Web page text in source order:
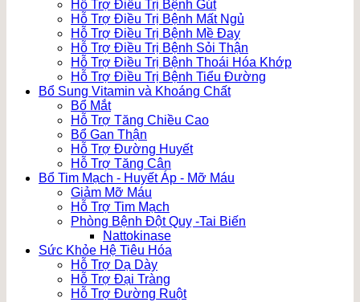
Hỗ Trợ Điều Trị Bệnh Gút
Hỗ Trợ Điều Trị Bệnh Mất Ngủ
Hỗ Trợ Điều Trị Bệnh Mề Đay
Hỗ Trợ Điều Trị Bệnh Sỏi Thận
Hỗ Trợ Điều Trị Bệnh Thoái Hóa Khớp
Hỗ Trợ Điều Trị Bệnh Tiểu Đường
Bổ Sung Vitamin và Khoáng Chất
Bổ Mắt
Hỗ Trợ Tăng Chiều Cao
Bổ Gan Thận
Hỗ Trợ Đường Huyết
Hỗ Trợ Tăng Cân
Bổ Tim Mạch - Huyết Áp - Mỡ Máu
Giảm Mỡ Máu
Hỗ Trợ Tim Mạch
Phòng Bệnh Đột Quỵ -Tai Biến
Nattokinase
Sức Khỏe Hệ Tiêu Hóa
Hỗ Trợ Dạ Dày
Hỗ Trợ Đại Tràng
Hỗ Trợ Đường Ruột